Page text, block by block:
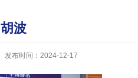
胡波
发布时间：2024-12-17